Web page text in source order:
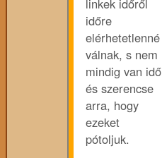
linkek időről
időre
elérhetetlenné
válnak, s nem
mindig van idő
és szerencse
arra, hogy
ezeket
pótoljuk.